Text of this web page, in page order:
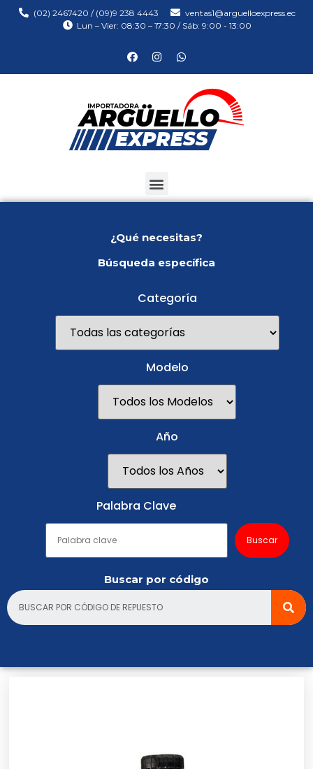
(02) 2467420 / (09)9 238 4443
ventas1@arguelloexpress.ec
Lun – Vier: 08:30 – 17:30 / Sáb: 9:00 - 13:00
¿Qué necesitas?
Búsqueda específica
Categoría
Modelo
Año
Palabra Clave
Buscar por código